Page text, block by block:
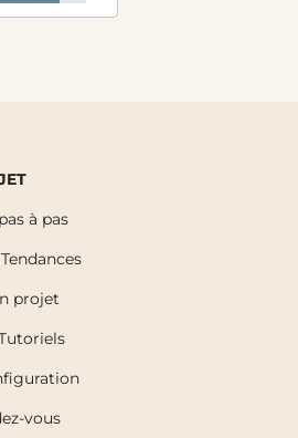
à pas
projet
vous